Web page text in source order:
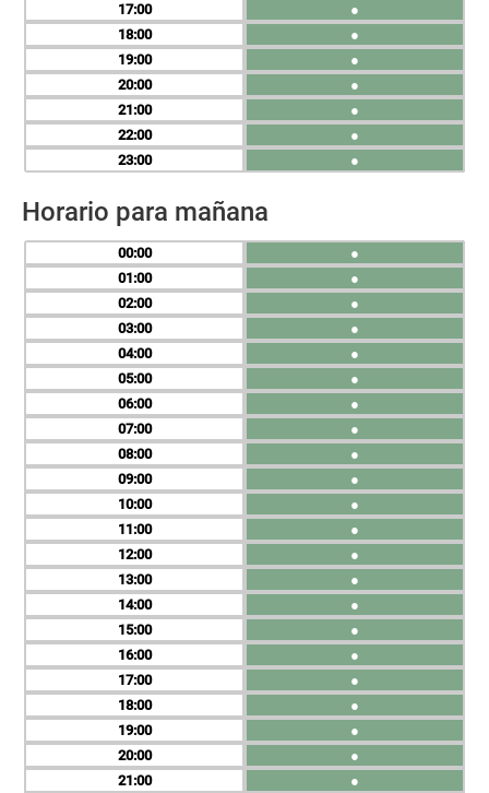
17
18
19
20
21
22
23
●
●
●
●
●
●
●
Horario para mañana
00
01
02
03
04
05
06
07
08
09
10
11
12
13
14
15
16
17
18
19
20
21
●
●
●
●
●
●
●
●
●
●
●
●
●
●
●
●
●
●
●
●
●
●